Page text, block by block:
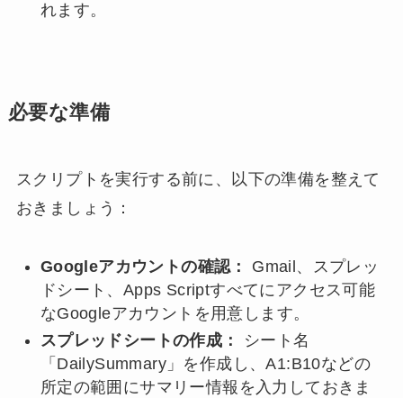
れます。
必要な準備
スクリプトを実行する前に、以下の準備を整えて
おきましょう：
Googleアカウントの確認：
Gmail、スプレッ
ドシート、Apps Scriptすべてにアクセス可能
なGoogleアカウントを用意します。
スプレッドシートの作成：
シート名
「DailySummary」を作成し、A1:B10などの
所定の範囲にサマリー情報を入力しておきま